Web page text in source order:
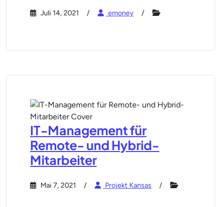
Juli 14, 2021 emoney
IT-Management für
Remote- und Hybrid-
Mitarbeiter
Mai 7, 2021 Projekt Kansas